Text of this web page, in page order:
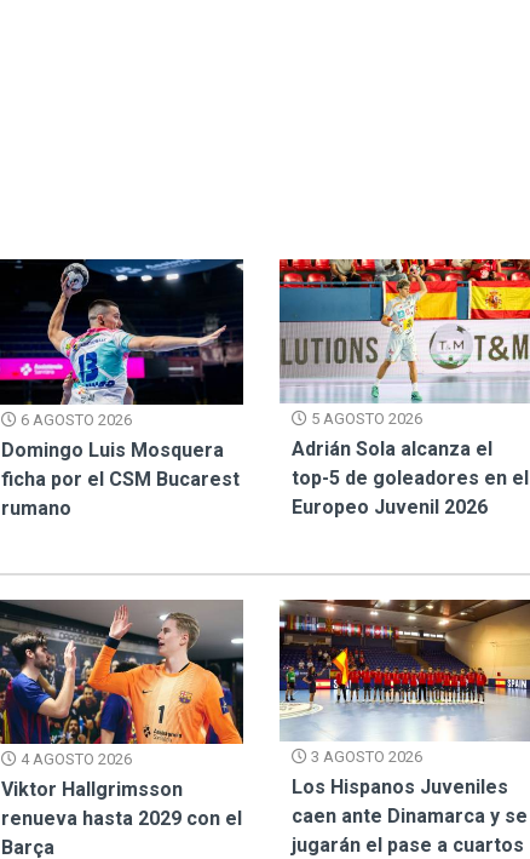
6 AGOSTO 2026
Domingo Luis Mosquera
ficha por el CSM Bucarest
rumano
5 AGOSTO 2026
Adrián Sola alcanza el
top-5 de goleadores en el
Europeo Juvenil 2026
4 AGOSTO 2026
Viktor Hallgrimsson
renueva hasta 2029 con el
Barça
3 AGOSTO 2026
Los Hispanos Juveniles
caen ante Dinamarca y se
jugarán el pase a cuartos